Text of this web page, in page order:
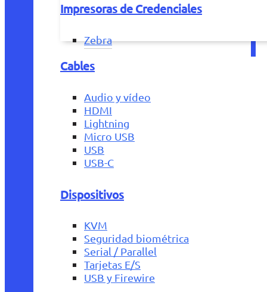
Impresoras de Credenciales
Zebra
Cables
Audio y vídeo
HDMI
Lightning
Micro USB
USB
USB-C
Dispositivos
KVM
Seguridad biométrica
Serial / Parallel
Tarjetas E/S
USB y Firewire